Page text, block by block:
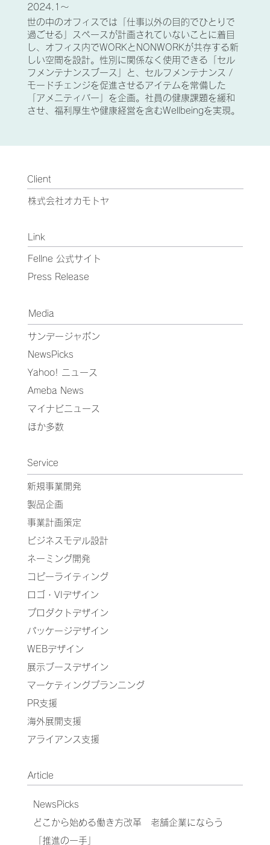
Link
Fellne 公式サイト
Press Release
Media
サンデージャポン
NewsPicks
Yahoo! ニュース
Ameba News
マイナビニュース
ほか多数
Client
株式会社オカモトヤ
Article
NewsPicks
どこから始める働き方改革 老舗企業にならう
「推進の一手」
Service
新規事業開発
製品企画
事業計画策定
ビジネスモデル設計
ネーミング開発
コピーライティング
ロゴ・VIデザイン
プロダクトデザイン
パッケージデザイン
WEBデザイン
展示ブースデザイン
マーケティングプランニング
PR支援
海外展開支援
アライアンス支援
2024.1〜
世の中のオフィスでは「仕事以外の目的でひとりで
過ごせる」スペースが計画されていないことに着目
し、オフィス内でWORKとNONWORKが共存する新
しい空間を設計。性別に関係なく使用できる「セル
フメンテナンスブース」と、セルフメンテナンス /
モードチェンジを促進させるアイテムを常備した
「アメニティバー」を企画。社員の健康課題を緩和
させ、福利厚生や健康経営を含むWellbeingを実現。